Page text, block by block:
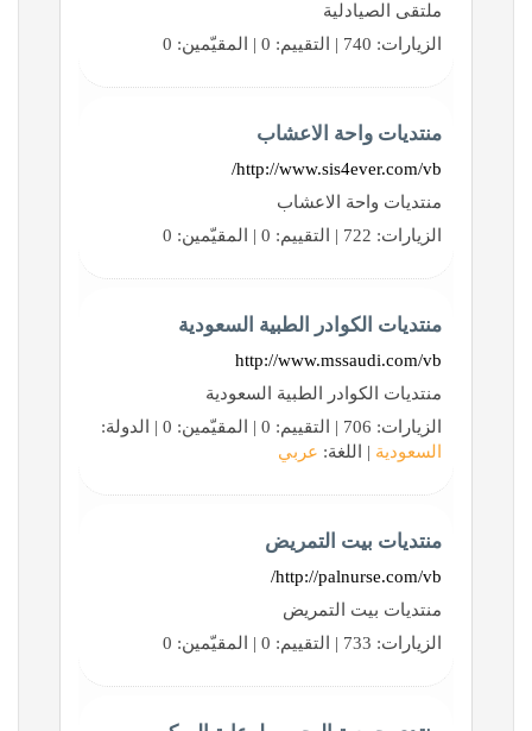
ملتقى الصيادلية
الزيارات: 740 | التقييم: 0 | المقيّمين: 0
منتديات واحة الاعشاب
http://www.sis4ever.com/vb/
منتديات واحة الاعشاب
الزيارات: 722 | التقييم: 0 | المقيّمين: 0
منتديات الكوادر الطبية السعودية
http://www.mssaudi.com/vb
منتديات الكوادر الطبية السعودية
الزيارات: 706 | التقييم: 0 | المقيّمين: 0 | الدولة:
السعودية | اللغة: عربي
منتديات بيت التمريض
http://palnurse.com/vb/
منتديات بيت التمريض
الزيارات: 733 | التقييم: 0 | المقيّمين: 0